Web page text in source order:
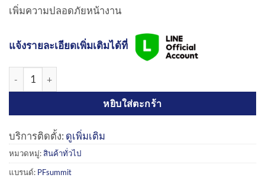
เพิ่มความปลอดภัยหน้างาน
แจ้งรายละเอียดเพิ่มเติมได้ที่
จำนวน ล้อยางไนล่อน 8 นิ้ว | Nylon Caster ชิ้น
หยิบใส่ตะกร้า
บริการติดตั้ง: ดูเพิ่มเติม
หมวดหมู่: สินค้าทั่วไป
แบรนด์: PFsummit